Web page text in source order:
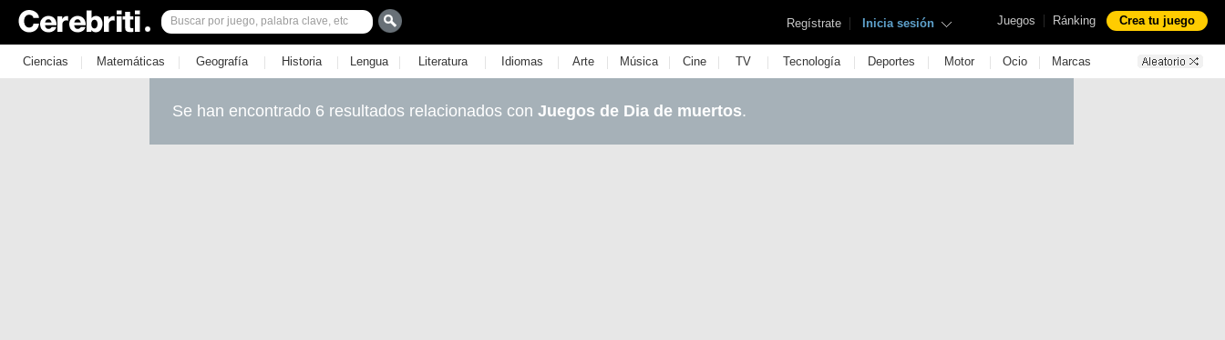
Juegos | Ránking Crea tu juego
Regístrate | Inicia sesión
Ciencias | Matemáticas | Geografía | Historia | Lengua | Literatura | Idiomas | Arte | Música | Cine | TV | Tecnología | Deportes | Motor | Ocio | Marcas
Se han encontrado 6 resultados relacionados con Juegos de Dia de muertos.